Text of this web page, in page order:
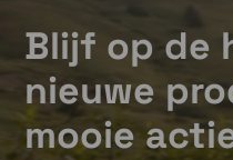
Blijf op de
nieuwe
mooie